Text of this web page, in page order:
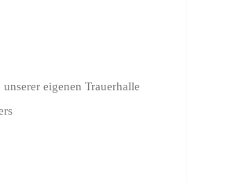
eigenen Trauerhalle